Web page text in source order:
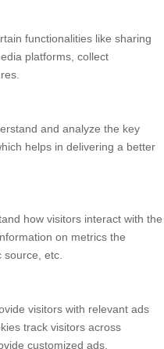
functionalities like sharing
platforms, collect
and analyze the key
helps in delivering a better
how visitors interact with the
on metrics the
etc.
visitors with relevant ads
track visitors across
customized ads.